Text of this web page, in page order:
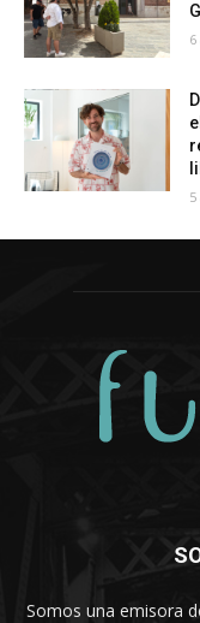
Somos una emisora